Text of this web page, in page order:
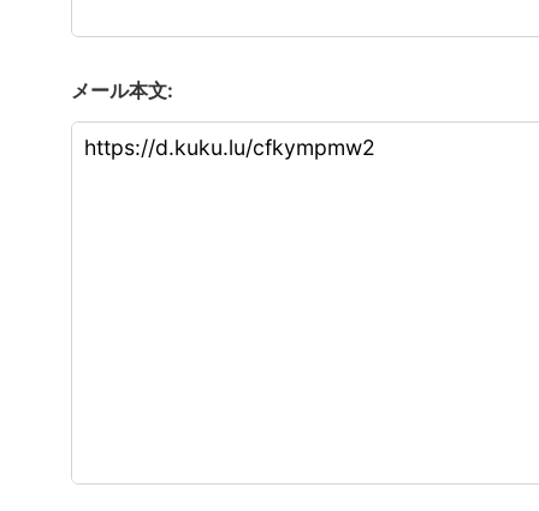
メール本文: